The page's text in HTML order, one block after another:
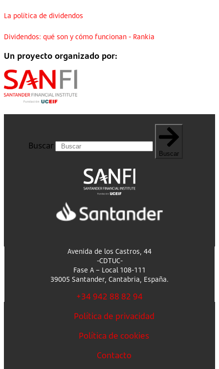
La política de dividendos
Dividendos: qué son y cómo funcionan - Rankia
Un proyecto organizado por:
Buscar
Buscar
Avenida de los Castros, 44
-CDTUC-
Fase A – Local 108-111
39005 Santander, Cantabria, España.
+34 942 88 82 94
Política de privacidad
Política de cookies
Contacto